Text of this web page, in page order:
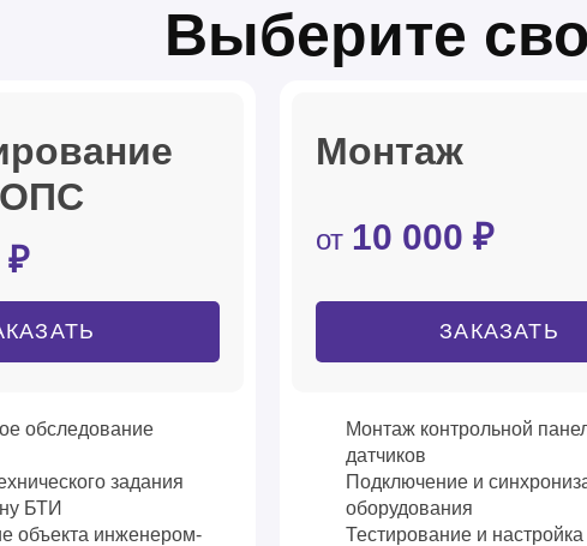
Выберите
ОПС
₽
обследование
задания
БТИ
объекта инженером-
Монтаж
от 10 000 ₽
ЗАКАЗАТЬ
Монтаж контрольной
датчиков
Подключение и
оборудования
Тестирование и